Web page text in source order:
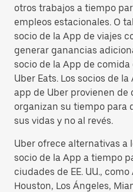
otros trabajos a tiempo
empleos estacionales. O
socio de la App de viajes
generar ganancias
socio de la App de
Uber Eats. Los socios de
app de Uber provienen
organizan su tiempo para
sus vidas y no al revés.
Uber ofrece alternativas a
socio de la App a tiempo
ciudades de EE. UU.,
Houston, Los Ángeles,